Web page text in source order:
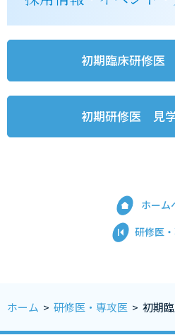
初期臨床研修医
初期研修医 見
研修医
ホーム
ホーム > 研修医・専攻医 > 初期